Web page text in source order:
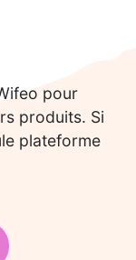
pour
produits. Si
plateforme